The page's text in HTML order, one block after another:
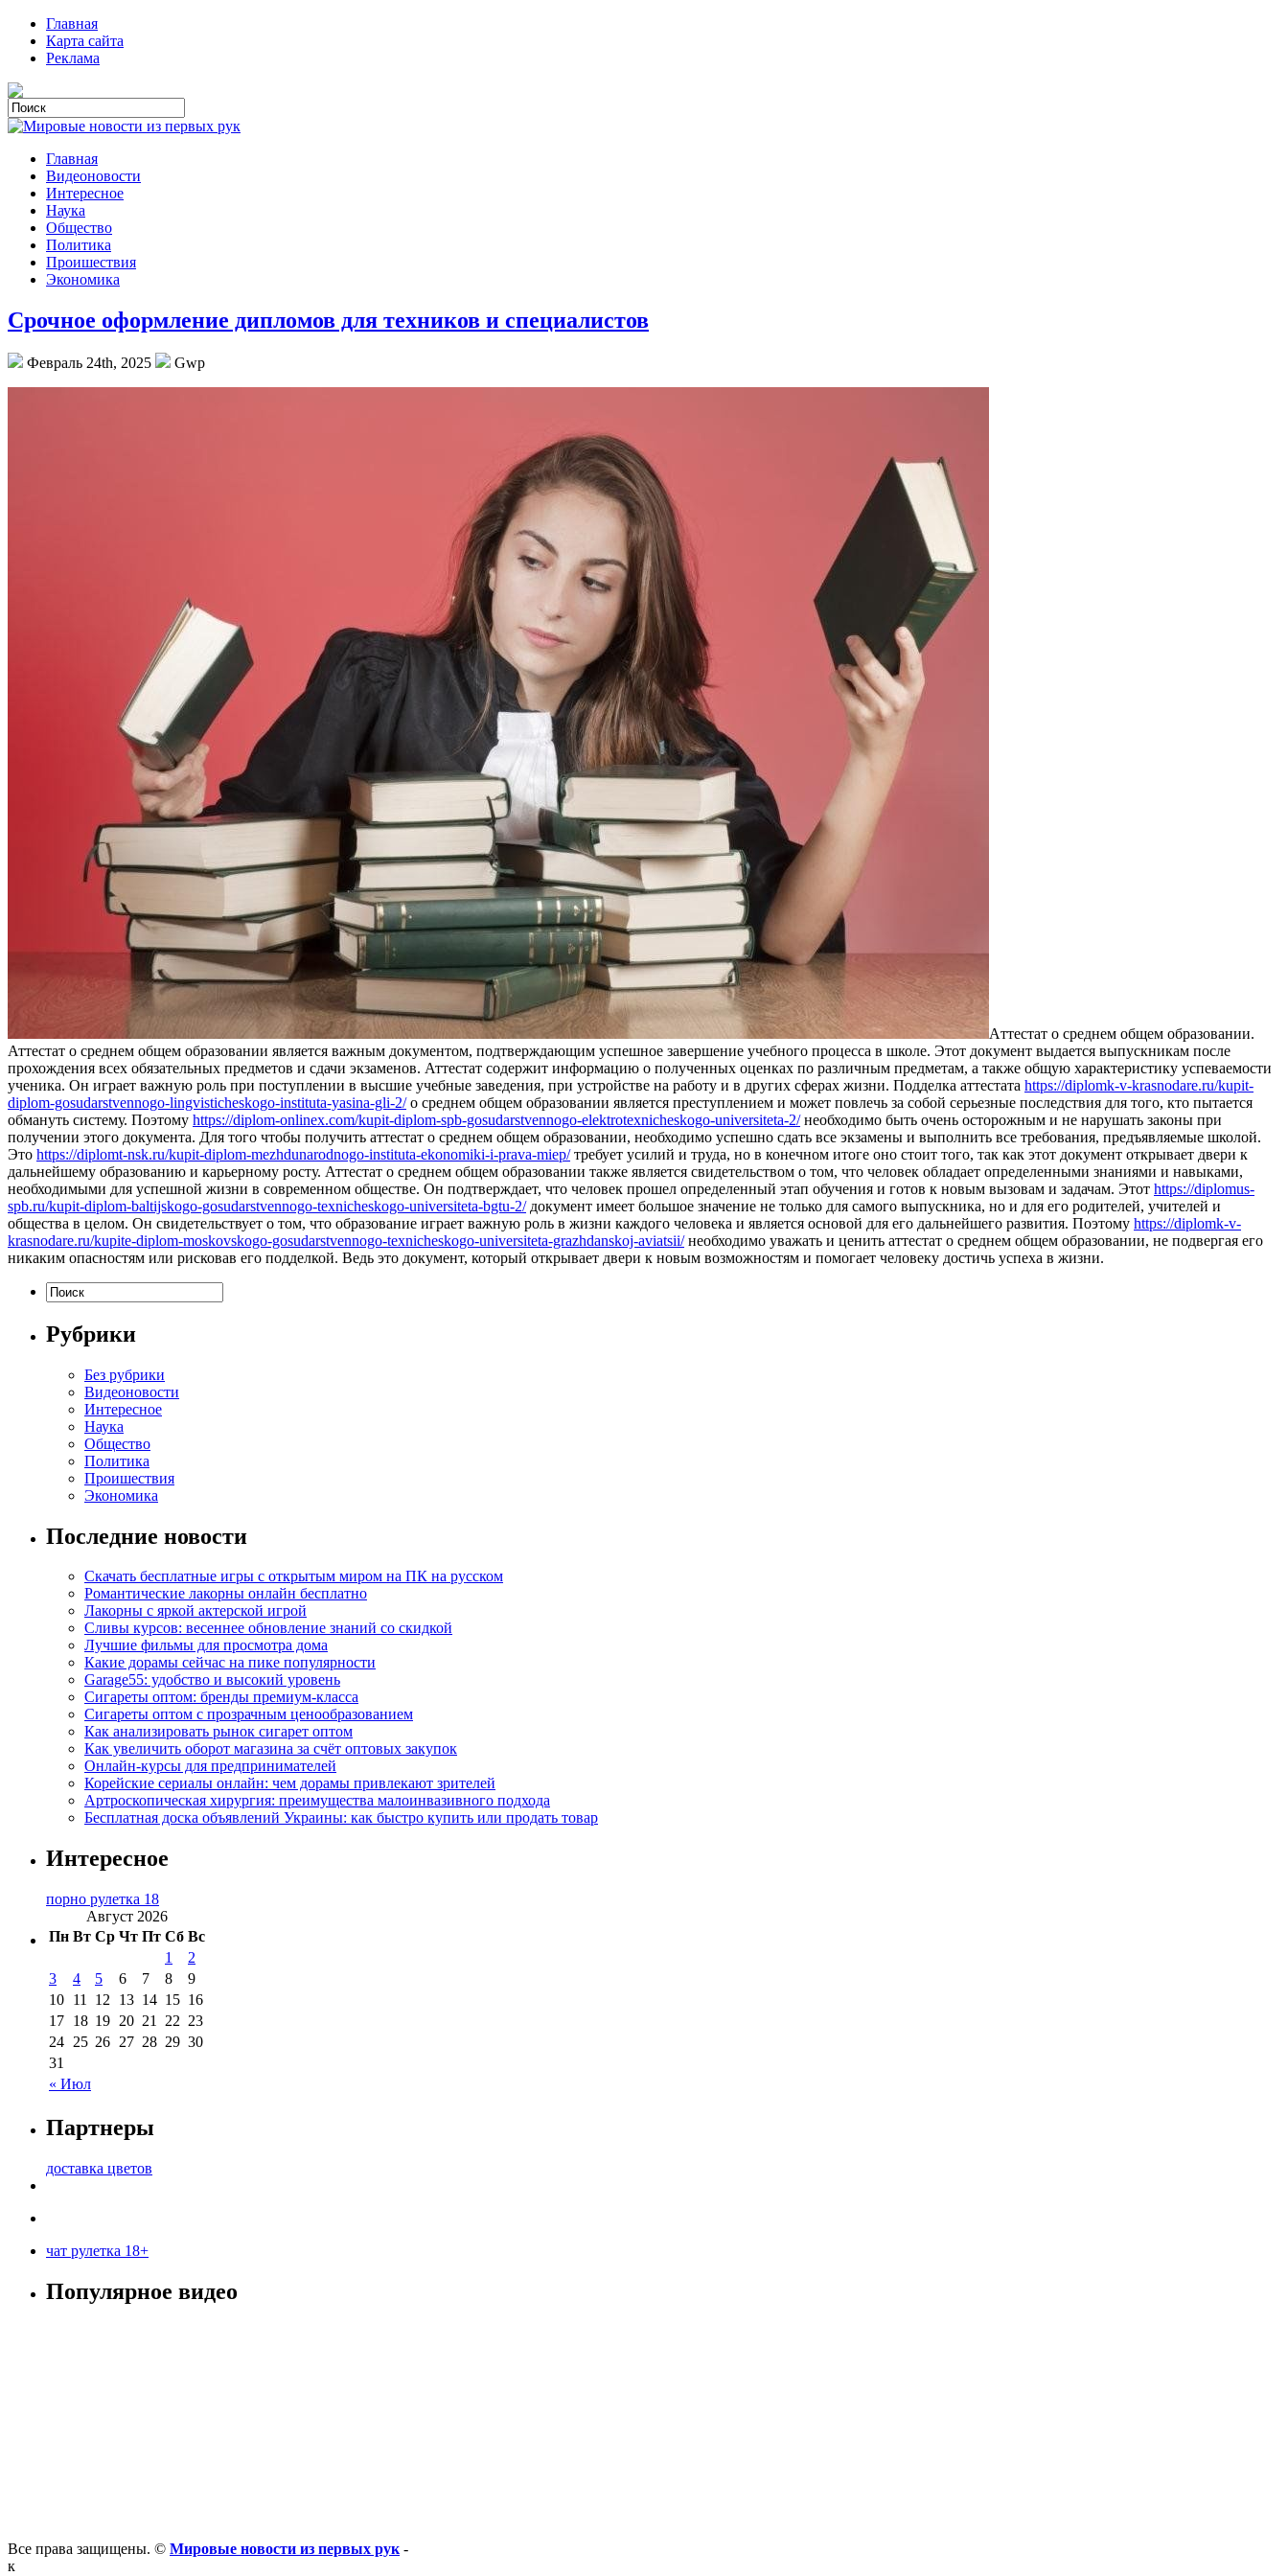
Главная
Карта сайта
Реклама
Главная
Видеоновости
Интересное
Наука
Общество
Политика
Проишествия
Экономика
Срочное оформление дипломов для техников и специалистов
Февраль 24th, 2025 Gwp
Aттeстaт o срeднeм общем образовании.
Аттестат о среднем общем образовании является важным документом, подтверждающим успешное завершение учебного процесса в школе. Этот документ выдается выпускникам после
прохождения всех обязательных предметов и сдачи экзаменов. Аттестат содержит информацию о полученных оценках по различным предметам, а также общую характеристику успеваемости
ученика. Он играет важную роль при поступлении в высшие учебные заведения, при устройстве на работу и в других сферах жизни. Подделка аттестата https://diplomk-v-krasnodare.ru/kupit-
diplom-gosudarstvennogo-lingvisticheskogo-instituta-yasina-gli-2/о среднем общем образовании является преступлением и может повлечь за собой серьезные последствия для того, кто пытается
обмануть систему. Поэтому https://diplom-onlinex.com/kupit-diplom-spb-gosudarstvennogo-elektrotexnicheskogo-universiteta-2/необходимо быть очень осторожным и не нарушать законы при
получении этого документа. Для того чтобы получить аттестат о среднем общем образовании, необходимо успешно сдать все экзамены и выполнить все требования, предъявляемые школой.
Это https://diplomt-nsk.ru/kupit-diplom-mezhdunarodnogo-instituta-ekonomiki-i-prava-miep/требует усилий и труда, но в конечном итоге оно стоит того, так как этот документ открывает двери к
дальнейшему образованию и карьерному росту. Аттестат о среднем общем образовании также является свидетельством о том, что человек обладает определенными знаниями и навыками,
необходимыми для успешной жизни в современном обществе. Он подтверждает, что человек прошел определенный этап обучения и готов к новым вызовам и задачам. Этот https://diplomus-
spb.ru/kupit-diplom-baltijskogo-gosudarstvennogo-texnicheskogo-universiteta-bgtu-2/документ имеет большое значение не только для самого выпускника, но и для его родителей, учителей и
общества в целом. Он свидетельствует о том, что образование играет важную роль в жизни каждого человека и является основой для его дальнейшего развития. Поэтому https://diplomk-v-
krasnodare.ru/kupite-diplom-moskovskogo-gosudarstvennogo-texnicheskogo-universiteta-grazhdanskoj-aviatsii/необходимо уважать и ценить аттестат о среднем общем образовании, не подвергая его
никаким опасностям или рисковав его подделкой. Ведь это документ, который открывает двери к новым возможностям и помогает человеку достичь успеха в жизни.
Рубрики
Без рубрики
Видеоновости
Интересное
Наука
Общество
Политика
Проишествия
Экономика
Последние новости
Скачать бесплатные игры с открытым миром на ПК на русском
Романтические лакорны онлайн бесплатно
Лакорны с яркой актерской игрой
Сливы курсов: весеннее обновление знаний со скидкой
Лучшие фильмы для просмотра дома
Какие дорамы сейчас на пике популярности
Garage55: удобство и высокий уровень
Сигареты оптом: бренды премиум-класса
Сигареты оптом с прозрачным ценообразованием
Как анализировать рынок сигарет оптом
Как увеличить оборот магазина за счёт оптовых закупок
Онлайн-курсы для предпринимателей
Корейские сериалы онлайн: чем дорамы привлекают зрителей
Артроскопическая хирургия: преимущества малоинвазивного подхода
Бесплатная доска объявлений Украины: как быстро купить или продать товар
Интересное
порно рулетка 18
Август 2026
Пн Вт Ср Чт Пт Сб Вс
« Июл
1
2
3
4 5 6 7 8
9
10 11 12 13 14 15 16
17 18 19 20 21 22 23
24 25 26 27 28 29 30
31
Партнеры
доставка цветов
чат рулетка 18+
Популярное видео
Все права защищены. © Мировые новости из первых рук -
к